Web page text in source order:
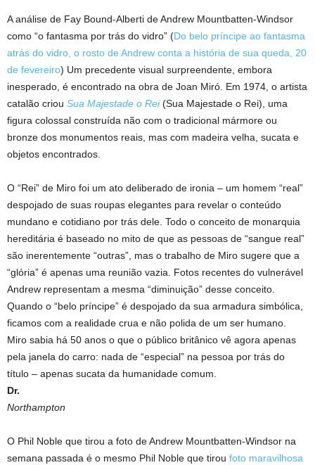
A análise de Fay Bound-Alberti de Andrew Mountbatten-Windsor
como “o fantasma por trás do vidro” (Do belo príncipe ao fantasma
atrás do vidro, o rosto de Andrew conta a história de sua queda, 20
de fevereiro) Um precedente visual surpreendente, embora
inesperado, é encontrado na obra de Joan Miró. Em 1974, o artista
catalão criou Sua Majestade o Rei(Sua Majestade o Rei), uma
figura colossal construída não com o tradicional mármore ou
bronze dos monumentos reais, mas com madeira velha, sucata e
objetos encontrados.
O “Rei” de Miro foi um ato deliberado de ironia – um homem “real”
despojado de suas roupas elegantes para revelar o conteúdo
mundano e cotidiano por trás dele. Todo o conceito de monarquia
hereditária é baseado no mito de que as pessoas de “sangue real”
são inerentemente “outras”, mas o trabalho de Miro sugere que a
“glória” é apenas uma reunião vazia. Fotos recentes do vulnerável
Andrew representam a mesma “diminuição” desse conceito.
Quando o “belo príncipe” é despojado da sua armadura simbólica,
ficamos com a realidade crua e não polida de um ser humano.
Miro sabia há 50 anos o que o público britânico vê agora apenas
pela janela do carro: nada de “especial” na pessoa por trás do
título – apenas sucata da humanidade comum.
Dr.
Northampton
O Phil Noble que tirou a foto de Andrew Mountbatten-Windsor na
semana passada é o mesmo Phil Noble que tirou foto maravilhosa